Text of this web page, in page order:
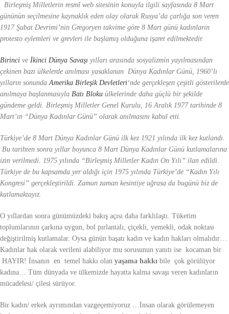
Birleşmiş Milletlerin resmî web sitesinin konuyla ilgili sayfasında 8 Mart
gününün seçilmesine kaynaklık eden olay olarak Rusya’da çarlığa son veren
1917 Şubat Devrimi’nin Gregoryen takvime göre 8 Mart günü kadınların
protesto eylemleri ve grevleri ile başlamış olduğuna işaret edilmektedir.
Birinci ve İkinci Dünya Savaşı yılları arasında sosyalizmin yayılmasından
çekinen bazı ülkelerde anılması yasaklanan Dünya Kadınlar Günü, 1960’lı
yılların sonunda Amerika Birleşik Devletleri‘nde gerçekleşen çeşitli gösterilerde
anılmaya başlanmasıyla Batı Bloku ülkelerinde daha güçlü bir şekilde
gündeme geldi. Birleşmiş Milletler Genel Kurulu, 16 Aralık 1977 tarihinde 8
Mart’ın “Dünya Kadınlar Günü” olarak anılmasını kabul etti.
Türkiye’de 8 Mart Dünya Kadınlar Günü ilk kez 1921 yılında ilk kez kutlandı.
Bu tarihten sonra yıllar boyunca 8 Mart Dünya Kadınlar Günü kutlamalarına
izin verilmedi. 1975 yılında “Birleşmiş Milletler Kadın On Yılı” ilan edildi.
Türkiye de bu kapsamda yer aldığı için 1975 yılında Türkiye’de “Kadın Yılı
Kongresi” gerçekleştirildi. Zaman zaman kesintiye uğrasa da bugünü biz de
kutlamaktayız.
O yıllardan sonra günümüzdeki bakış açısı daha farklılaştı. Tüketim
toplumlarının çarkına uygun, bol pırlantalı, çiçekli, yemekli, odak noktası
değiştirilmiş kutlamalar. Oysa günün başatı kadın ve kadın hakları olmalıdır…
Kadınlar hak olarak verileni alabiliyor mu sorusunun yanıtı ise kocaman bir
HAYIR! İnsanın en temel hakkı olan yaşama hakkı bile çok görülüyor
kadına… Tüm dünyada ve ülkemizde hayatta kalma savaşı veren kadınların
mücadelesi/ çilesi sürüyor.
Bir kadın/ erkek ayrımından vazgeçemiyoruz …İnsan olarak görülemeyen